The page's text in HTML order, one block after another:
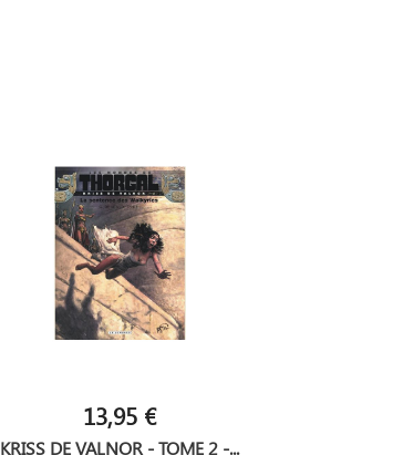
13,95 €
KRISS DE VALNOR - TOME 2 -...